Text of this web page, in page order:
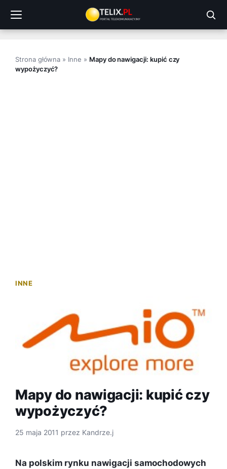
treści
Strona główna » Inne » Mapy do nawigacji: kupić czy
wypożyczyć?
INNE
Mapy do nawigacji: kupić czy
wypożyczyć?
25 maja 2011 przez Kandrze.j
Na polskim rynku nawigacji samochodowych